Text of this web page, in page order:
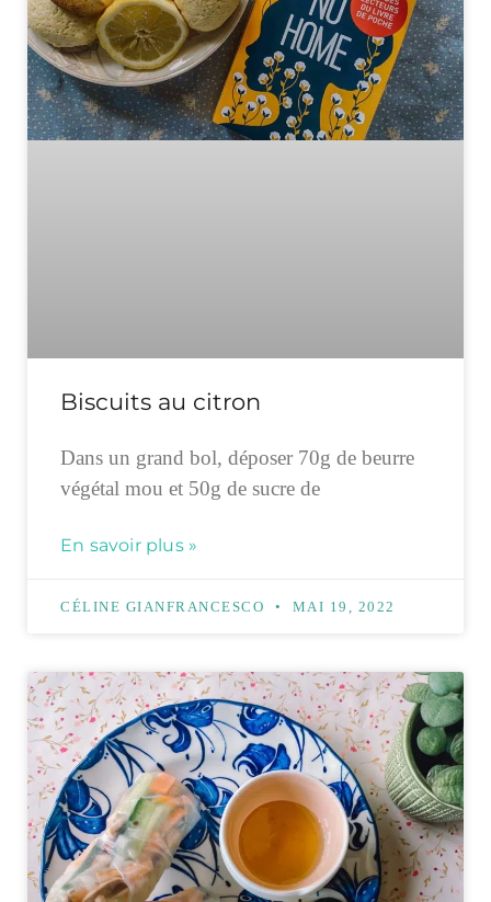
Biscuits au citron
Dans un grand bol, déposer 70g de beurre
végétal mou et 50g de sucre de
En savoir plus »
CÉLINE GIANFRANCESCO MAI 19, 2022